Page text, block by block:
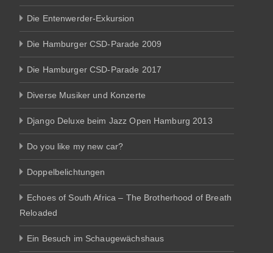
Die Entenwerder-Exkursion
Die Hamburger CSD-Parade 2009
Die Hamburger CSD-Parade 2017
Diverse Musiker und Konzerte
Django Deluxe beim Jazz Open Hamburg 2013
Do you like my new car?
Doppelbelichtungen
Echoes of South Africa – The Brotherhood of Breath
Reloaded
Ein Besuch im Schaugewächshaus